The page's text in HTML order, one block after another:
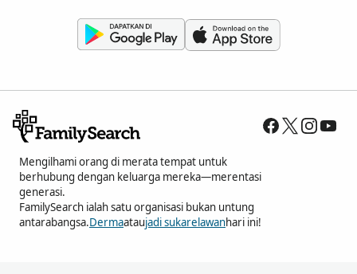
Mengilhami orang di merata tempat untuk
berhubung dengan keluarga mereka—merentasi
generasi.
FamilySearch ialah satu organisasi bukan untung
antarabangsa.Dermaataujadi sukarelawanhari ini!